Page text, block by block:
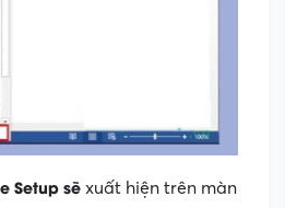
Setupsẽ xuất hiện trên màn